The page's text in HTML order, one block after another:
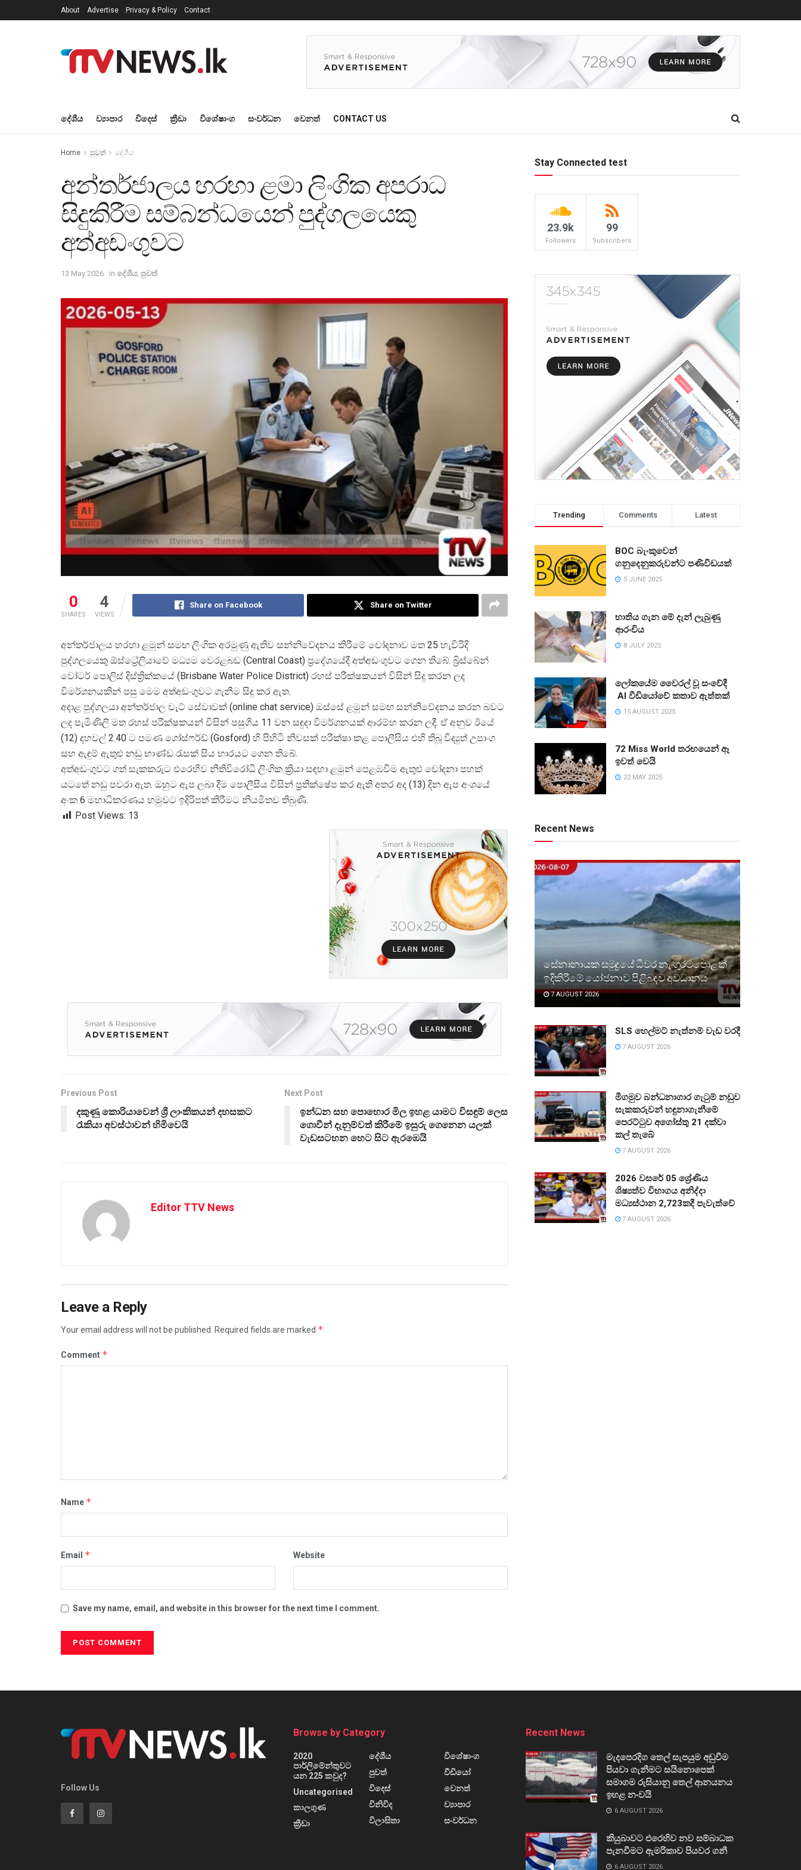
About Advertise Privacy & Policy Contact
දේශීය ව්‍යාපාර විදෙස් ක්‍රීඩා විශේෂාංග සංවර්ධන වෙනත් CONTACT US
Home පුවත් දේශීය
අන්තර්ජාලය හරහා ළමා ලිංගික අපරාධ
සිදුකිරීම සම්බන්ධයෙන් පුද්ගලයෙකු
අත්අඩංගුවට
13 May 2026 in දේශීය, පුවත්
0
SHARES
4
VIEWS
Share on Facebook Share on Twitter
අන්තර්ජාලය හරහා ළමුන් සමඟ ලිංගික අරමුණු ඇතිව සන්නිවේදනය කිරීමේ චෝදනාව මත 25 හැවිරිදි
පුද්ගලයෙකු ඕස්ට්රේලියාවේ මධ්යම වෙරළබඩ (Central Coast) ප්රදේශයේදී අත්අඩංගුවට ගෙන තිබේ. බ්රිස්බේන්
වෝටර් පොලිස් දිස්ත්රික්කයේ (Brisbane Water Police District) රහස් පරීක්ෂකයන් විසින් සිදු කරන ලද
විමර්ශනයකින් පසු මෙම අත්අඩංගුවට ගැනීම සිදු කර ඇත.
අදාළ පුද්ගලයා අන්තර්ජාල චැට් සේවාවක් (online chat service) ඔස්සේ ළමුන් සමඟ සන්නිවේදනය කරන බවට
ලද පැමිණිලි මත රහස් පරීක්ෂකයන් විසින් පසුගිය 11 වන සඳුදා විමර්ශනයක් ආරම්භ කරන ලදී. ඒ අනුව ඊයේ
(12) දහවල් 2.40 ට පමණ ගෝස්ෆර්ඩ් (Gosford) හි පිහිටි නිවසක් පරීක්ෂා කළ පොලීසිය එහි තිබූ විද්යුත් උපාංග
සහ ඇඳුම් ඇතුළු නඩු භාණ්ඩ රැසක් සිය භාරයට ගෙන තිබේ.
අත්අඩංගුවට ගත් සැකකරුට එරෙහිව නීතිවිරෝධී ලිංගික ක්රියා සඳහා ළමුන් පෙළඹවීම ඇතුළු චෝදනා පහක්
යටතේ නඩු පවරා ඇත. ඔහුට ඇප ලබා දීම පොලීසිය විසින් ප්රතික්ෂේප කර ඇති අතර අද (13) දින ඇප අංශයේ
අංක 6 මහාධිකරණය හමුවට ඉදිරිපත් කිරීමට නියමිතව තිබුණි.
Post Views: 13
Previous Post
දකුණු කොරියාවෙන් ශ්‍රී ලාංකිකයන් දහසකට
රැකියා අවස්ථාවන් හිමිවෙයි
Next Post
ඉන්ධන සහ පොහොර මිල ඉහළ යාමට විසඳුම් ලෙස
ගොවීන් දැනුම්වත් කිරීමේ ඉසුරු ගෙනෙන යලක්
වැඩසටහන හෙට සිට ඇරඹෙයි
Editor TTV News
Leave a Reply
Your email address will not be published. Required fields are marked *
Comment *
Name *
Email * Website
Save my name, email, and website in this browser for the next time I comment.
Stay Connected test
23.9k
Followers
99
Subscribers
Trending Comments Latest
BOC බැංකුවෙන්
ගනුදෙනුකරුවන්ට පණිවිඩයක්
5 JUNE 2025
භාතිය ගැන මේ දැන් ලැබුණු
ආරංචිය
8 JULY 2025
ලෝකයේම වෛරල් වූ සංවේදී
AI වීඩියෝවේ කතාව ඇත්තක්
15 AUGUST 2025
72 Miss World තරඟයෙන් ඈ
ඉවත් වෙයි
22 MAY 2025
Recent News
සේනානායක සමුද්‍රයේ ධීවර නැංගුරම්පොළක්
ඉදිකිරීමේ යෝජනාව පිළිබඳව අවධානය
7 AUGUST 2026
SLS හෙල්මට් නැත්නම් වැඩ වරදී
7 AUGUST 2026
මීගමුව බන්ධනාගාර ගැටුම් නඩුව
සැකකරුවන් හඳුනාගැනීමේ
පෙරට්ටුව අගෝස්තු 21 දක්වා
කල් තැබේ
7 AUGUST 2026
2026 වසරේ 05 ශ්‍රේණිය
ශිෂ්‍යත්ව විභාගය අනිද්දා
මධ්‍යස්ථාන 2,723කදී පැවැත්වේ
7 AUGUST 2026
Follow Us
Browse by Category
2020
පාර්ලිමේන්තුවට
යන 225 කවුද?
Uncategorised
කාලගුණ
ක්‍රීඩා
දේශීය
පුවත්
විදෙස්
විනිවිද
විලාසිතා
විශේෂාංග
වීඩියෝ
වෙනත්
ව්‍යාපාර
සංවර්ධන
Recent News
මැදපෙරදිග තෙල් සැපයුම අඩුවීම
පියවා ගැනීමට සයිනොපෙක්
සමාගම රුසියානු තෙල් ආනයනය
ඉහළ නංවයි
6 AUGUST 2026
කියුබාවට එරෙහිව නව සම්බාධක
පැනවීමට ඇමරිකාව පියවර ගනී
6 AUGUST 2026